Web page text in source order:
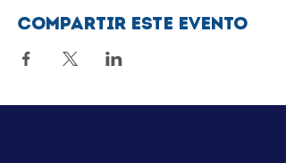
Compartir este evento